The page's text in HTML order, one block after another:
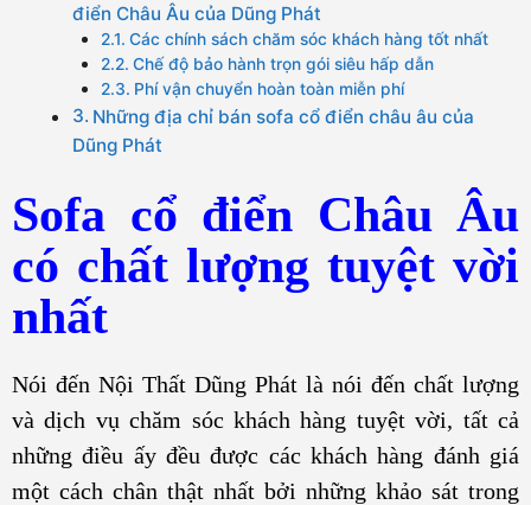
điển Châu Âu của Dũng Phát
Các chính sách chăm sóc khách hàng tốt nhất
Chế độ bảo hành trọn gói siêu hấp dẫn
Phí vận chuyển hoàn toàn miễn phí
Những địa chỉ bán sofa cổ điển châu âu của
Dũng Phát
Sofa cổ điển Châu Âu
có chất lượng tuyệt vời
nhất
Nói đến Nội Thất Dũng Phát là nói đến chất lượng
và dịch vụ chăm sóc khách hàng tuyệt vời, tất cả
những điều ấy đều được các khách hàng đánh giá
một cách chân thật nhất bởi những khảo sát trong